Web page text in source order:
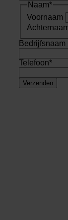
Naam*
Voornaam
Bedrijfsnaam
Telefoon*